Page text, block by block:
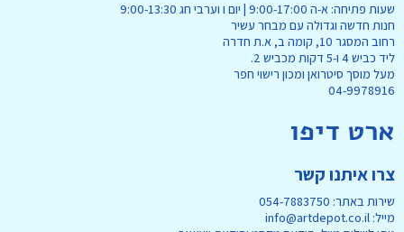
שעות פתיחה: א-ה 9:00-17:00 | יום ו וערבי חג 9:00-13:30
חנות חדשה וגדולה עם מבחר עשיר
רחוב המסגר 10, קומה ב, א.ת חדרה
ליד כביש 4 ו-5 דקות מכביש 2.
מעל מוסך סיטרואן ומכון רישוי חפר
04-9978916
ארט דיפו
צרו איתנו קשר
שירות באתר: 054-7883750
מייל: info@artdepot.co.il